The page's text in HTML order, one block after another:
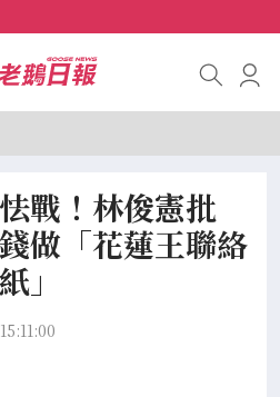
戰！林俊憲批
做「花蓮王聯絡
」